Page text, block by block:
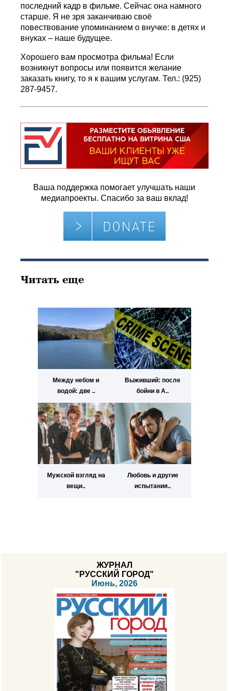
последний кадр в фильме. Сейчас она намного
старше. Я не зря заканчиваю своё
повествование упоминанием о внучке: в детях и
внуках – наше будущее.
Хорошего вам просмотра фильма! Если
возникнут вопросы или появится желание
заказать книгу, то я к вашим услугам. Тел.: (925)
287-9457.
Ваша поддержка помогает улучшать наши
медиапроекты. Спасибо за ваш вклад!
Читать еще
Между небом и
водой: две ..
Выживший: после
бойни в А..
Мужской взгляд на
вещи..
Любовь и другие
испытания..
ЖУРНАЛ
"РУССКИЙ ГОРОД"
Июнь, 2026